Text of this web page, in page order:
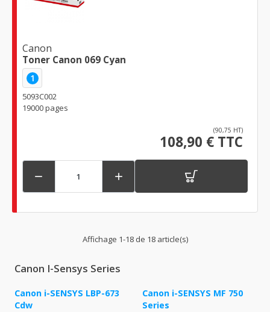
Canon
Toner Canon 069 Cyan
1
5093C002
19000 pages
(90,75 HT)
108,90 € TTC
 
Affichage 1-18 de 18 article(s)
Canon I-Sensys Series
Canon i-SENSYS LBP-673
Cdw
Canon i-SENSYS MF 750
Series